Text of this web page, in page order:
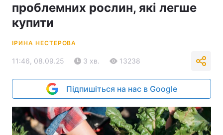
проблемних рослин, які легше
купити
ІРИНА НЕСТЕРОВА
11:46, 08.09.25 3 хв. 13238
Підпишіться на нас в Google